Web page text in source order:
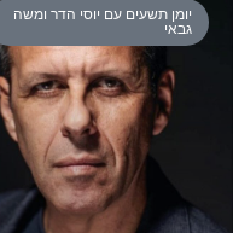
יומן תשעים עם יוסי הדר ומשה
גבאי